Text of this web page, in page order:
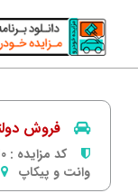
فروش دولتی 92 دستگاه
کد مزایده :
وانت و پیکاپ